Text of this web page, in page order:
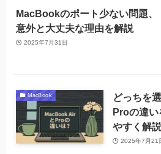
MacBookのポート少ない問題、
意外と大丈夫な理由を解説
2025年7月31日
MacBook
どっちを
Proの違い
やすく解
2025年7月21